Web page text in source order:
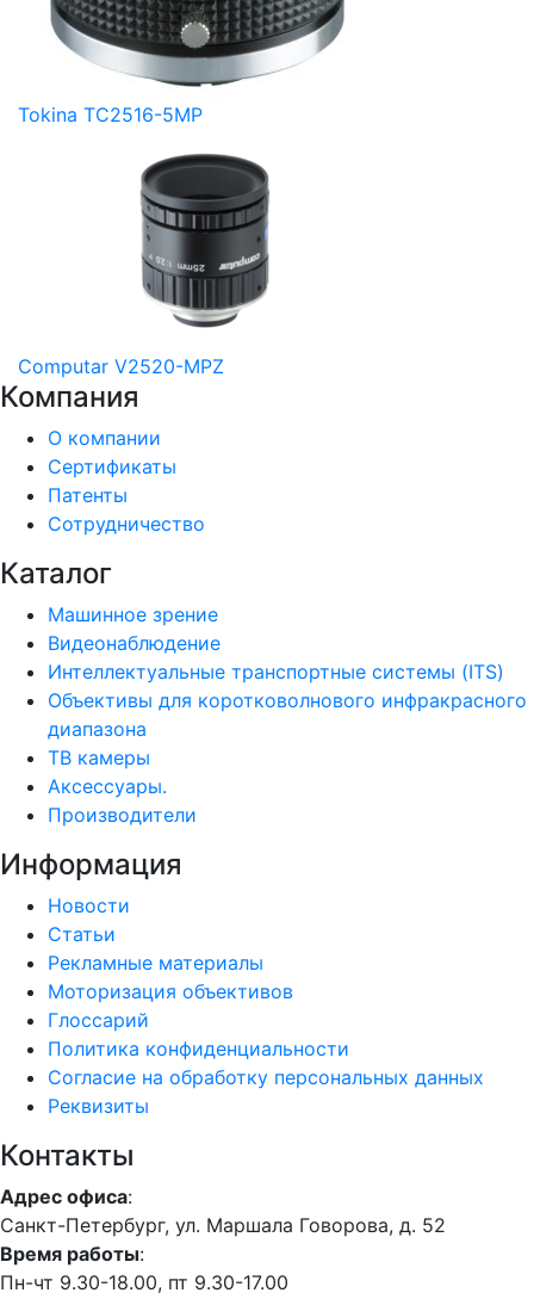
Tokina TC2516-5MP
Computar V2520-MPZ
Компания
О компании
Сертификаты
Патенты
Сотрудничество
Каталог
Машинное зрение
Видеонаблюдение
Интеллектуальные транспортные системы (ITS)
Объективы для коротковолнового инфракрасного
диапазона
ТВ камеры
Аксессуары.
Производители
Информация
Новости
Статьи
Рекламные материалы
Моторизация объективов
Глоссарий
Политика конфиденциальности
Согласие на обработку персональных данных
Реквизиты
Контакты
Адрес офиса:
Санкт-Петербург, ул. Маршала Говорова, д. 52
Время работы:
Пн-чт 9.30-18.00, пт 9.30-17.00